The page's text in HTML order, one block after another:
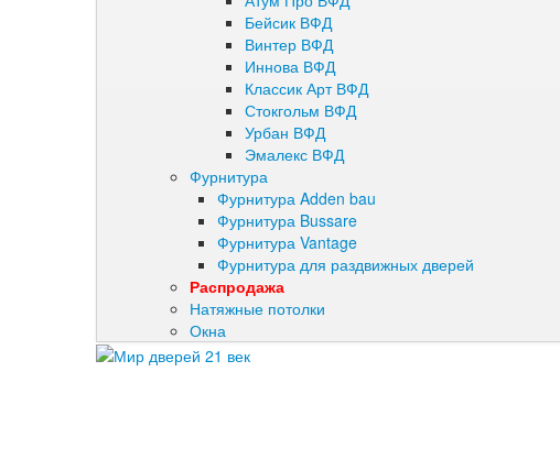
Бейсик ВФД
Винтер ВФД
Иннова ВФД
Классик Арт ВФД
Стокгольм ВФД
Урбан ВФД
Эмалекс ВФД
Фурнитура
Фурнитура Adden bau
Фурнитура Bussare
Фурнитура Vantage
Фурнитура для раздвижных дверей
Распродажа
Натяжные потолки
Окна